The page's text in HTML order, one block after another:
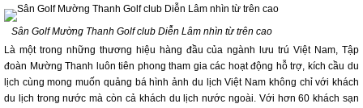
Sân Golf Mường Thanh Golf club Diễn Lâm nhìn từ trên cao
Là một trong những thương hiệu hàng đầu của ngành lưu trú Việt Nam, Tập
đoàn Mường Thanh luôn tiên phong tham gia các hoạt động hỗ trợ, kích cầu du
lịch cùng mong muốn quảng bá hình ảnh du lịch Việt Nam không chỉ với khách
du lịch trong nước mà còn cả khách du lịch nước ngoài. Với hơn 60 khách sạn